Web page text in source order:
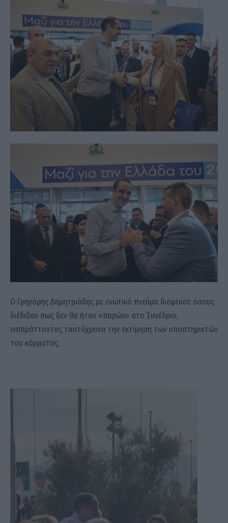
Ο Γρηγόρης Δημητριάδης με ενωτικό πνεύμα διέψευσε όσους
διέδιδαν πως δεν θα ήταν «παρών» στο Συνέδριο,
εισπράττοντας ταυτόχρονα την εκτίμηση των υποστηρικτών
του κόμματος.